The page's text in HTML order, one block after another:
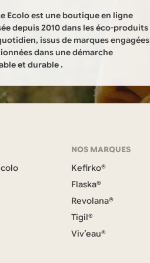
Ecolo est une boutique en ligne
depuis 2010 dans les éco-produits
issus de marques engagées
dans une démarche
et durable .
NOS MARQUES
Kefirko®
Flaska®
Revolana®
Tigil®
Viv’eau®